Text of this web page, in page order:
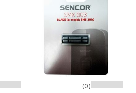
(0)